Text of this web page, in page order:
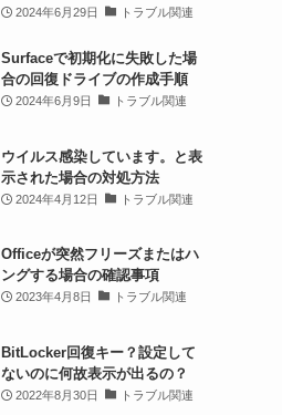
2024年6月29日 トラブル関連
Surfaceで初期化に失敗した場
合の回復ドライブの作成手順
2024年6月9日 トラブル関連
ウイルス感染しています。と表
示された場合の対処方法
2024年4月12日 トラブル関連
Officeが突然フリーズまたはハ
ングする場合の確認事項
2023年4月8日 トラブル関連
BitLocker回復キー？設定して
ないのに何故表示が出るの？
2022年8月30日 トラブル関連